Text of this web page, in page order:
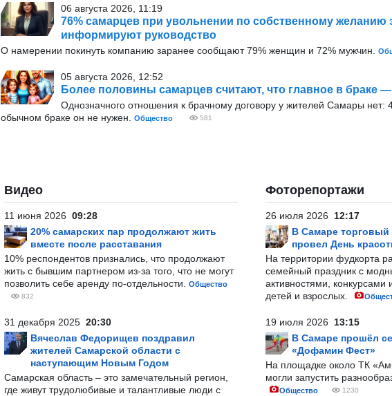
06 августа 2026, 11:19
76% самарцев при увольнении по собственному желанию
информируют руководство
О намерении покинуть компанию заранее сообщают 79% женщин и 72% мужчин.
05 августа 2026, 12:52
Более половины самарцев считают, что главное в браке
Однозначного отношения к брачному договору у жителей Самары нет:
обычном браке он не нужен.
Общество 581
Видео
11 июня 2026 09:28
20% самарских пар продолжают жить
вместе после расставания
10% респондентов признались, что продолжают
жить с бывшим партнером из-за того, что не могут
позволить себе аренду по-отдельности.
Общество
832
31 декабря 2025 20:30
Вячеслав Федорищев поздравил
жителей Самарской области с
наступающим Новым Годом
Самарская область – это замечательный регион,
где живут трудолюбивые и талантливые люди с
Фоторепортажи
26 июля 2026 12:17
В Самаре торговый
провел День
На территории фудкорта
семейный праздник с
активностями, конкурсами
детей и взрослых.
19 июля 2026 13:15
В Самаре прошёл
«Дофамин Фест»
На площадке около ТК
могли запустить
Общество 1230